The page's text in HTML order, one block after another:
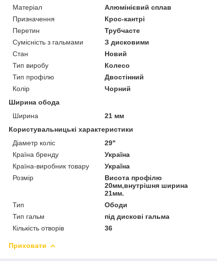
Матеріал
Алюмінієвий сплав
Призначення
Крос-кантрі
Перетин
Трубчасте
Сумісність з гальмами
З дисковими
Стан
Новий
Тип виробу
Колесо
Тип профілю
Двостінний
Колір
Чорний
Ширина обода
Ширина
21 мм
Користувальницькі характеристики
Діаметр коліс
29"
Країна бренду
Україна
Країна-виробник товару
Україна
Розмір
Висота профілю
20мм,внутрішня ширина
21мм.
Тип
Ободи
Тип гальм
під дискові гальма
Кількість отворів
36
Приховати